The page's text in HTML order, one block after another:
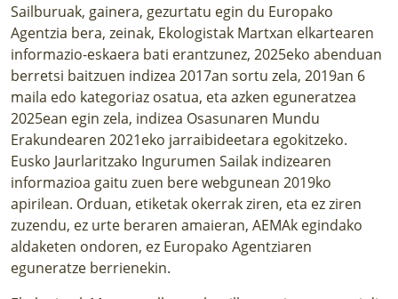
Sailburuak, gainera, gezurtatu egin du Europako
Agentzia bera, zeinak, Ekologistak Martxan elkartearen
informazio-eskaera bati erantzunez, 2025eko abenduan
berretsi baitzuen indizea 2017an sortu zela, 2019an 6
maila edo kategoriaz osatua, eta azken eguneratzea
2025ean egin zela, indizea Osasunaren Mundu
Erakundearen 2021eko jarraibideetara egokitzeko.
Eusko Jaurlaritzako Ingurumen Sailak indizearen
informazioa gaitu zuen bere webgunean 2019ko
apirilean. Orduan, etiketak okerrak ziren, eta ez ziren
zuzendu, ez urte beraren amaieran, AEMAk egindako
aldaketen ondoren, ez Europako Agentziaren
eguneratze berrienekin.